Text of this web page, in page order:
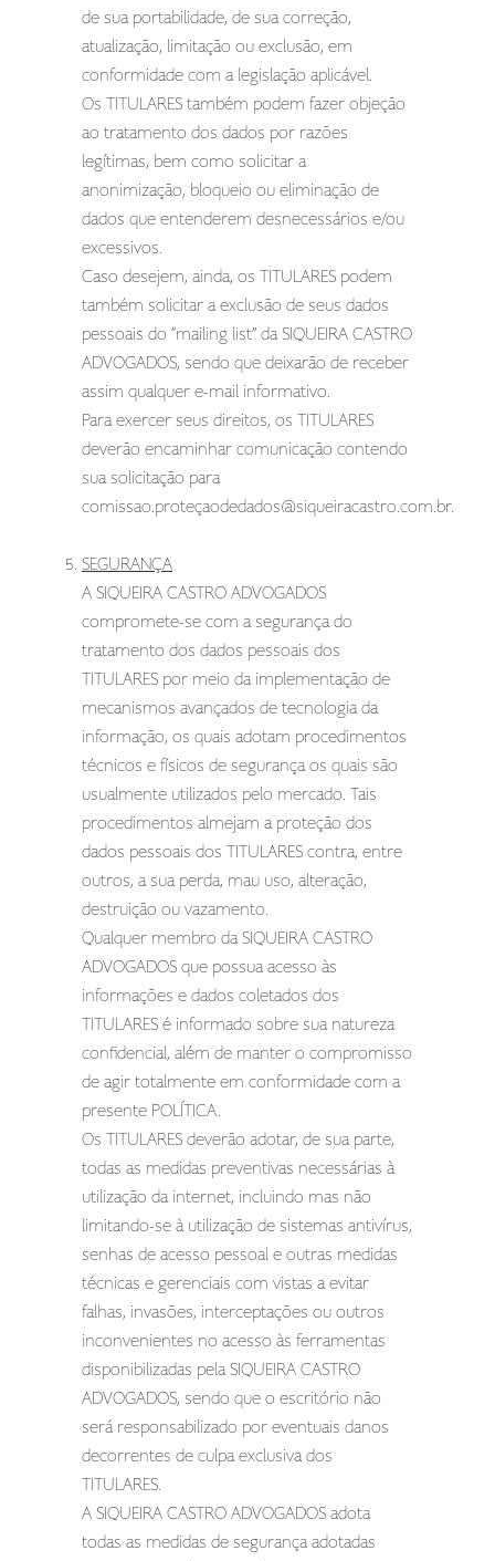
de sua portabilidade, de sua correção,
atualização, limitação ou exclusão, em
conformidade com a legislação aplicável.
Os TITULARES também podem fazer objeção
ao tratamento dos dados por razões
legítimas, bem como solicitar a
anonimização, bloqueio ou eliminação de
dados que entenderem desnecessários e/ou
excessivos.
Caso desejem, ainda, os TITULARES podem
também solicitar a exclusão de seus dados
pessoais do “mailing list” da SIQUEIRA CASTRO
ADVOGADOS, sendo que deixarão de receber
assim qualquer e-mail informativo.
Para exercer seus direitos, os TITULARES
deverão encaminhar comunicação contendo
sua solicitação para
comissao.proteçaodedados@siqueiracastro.com.br.
SEGURANÇA
A SIQUEIRA CASTRO ADVOGADOS
compromete-se com a segurança do
tratamento dos dados pessoais dos
TITULARES por meio da implementação de
mecanismos avançados de tecnologia da
informação, os quais adotam procedimentos
técnicos e físicos de segurança os quais são
usualmente utilizados pelo mercado. Tais
procedimentos almejam a proteção dos
dados pessoais dos TITULARES contra, entre
outros, a sua perda, mau uso, alteração,
destruição ou vazamento.
Qualquer membro da SIQUEIRA CASTRO
ADVOGADOS que possua acesso às
informações e dados coletados dos
TITULARES é informado sobre sua natureza
confidencial, além de manter o compromisso
de agir totalmente em conformidade com a
presente POLÍTICA.
Os TITULARES deverão adotar, de sua parte,
todas as medidas preventivas necessárias à
utilização da internet, incluindo mas não
limitando-se à utilização de sistemas antivírus,
senhas de acesso pessoal e outras medidas
técnicas e gerenciais com vistas a evitar
falhas, invasões, interceptações ou outros
inconvenientes no acesso às ferramentas
disponibilizadas pela SIQUEIRA CASTRO
ADVOGADOS, sendo que o escritório não
será responsabilizado por eventuais danos
decorrentes de culpa exclusiva dos
TITULARES.
A SIQUEIRA CASTRO ADVOGADOS adota
todas as medidas de segurança adotadas